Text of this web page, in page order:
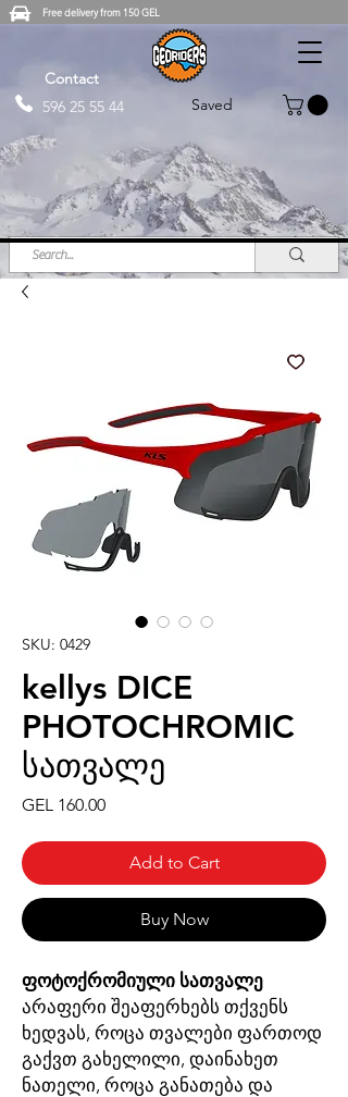
Free delivery from 150 GEL
Contact
596 25 55 44
Saved
SKU: 0429
kellys DICE
PHOTOCHROMIC
სათვალე
GEL 160.00Price
Add to Cart
Buy Now
ფოტოქრომიული სათვალე
არაფერი შეაფერხებს თქვენს
ხედვას, როცა თვალები ფართოდ
გაქვთ გახელილი, დაინახეთ
ნათელი, როცა განათება და